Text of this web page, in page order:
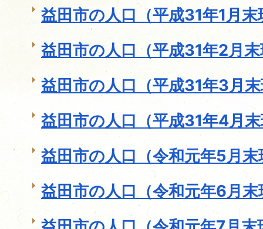
益田市の人口（平成31年1月末
益田市の人口（平成31年2月
益田市の人口（平成31年3月
益田市の人口（平成31年4月
益田市の人口（令和元年5月末
益田市の人口（令和元年6月末